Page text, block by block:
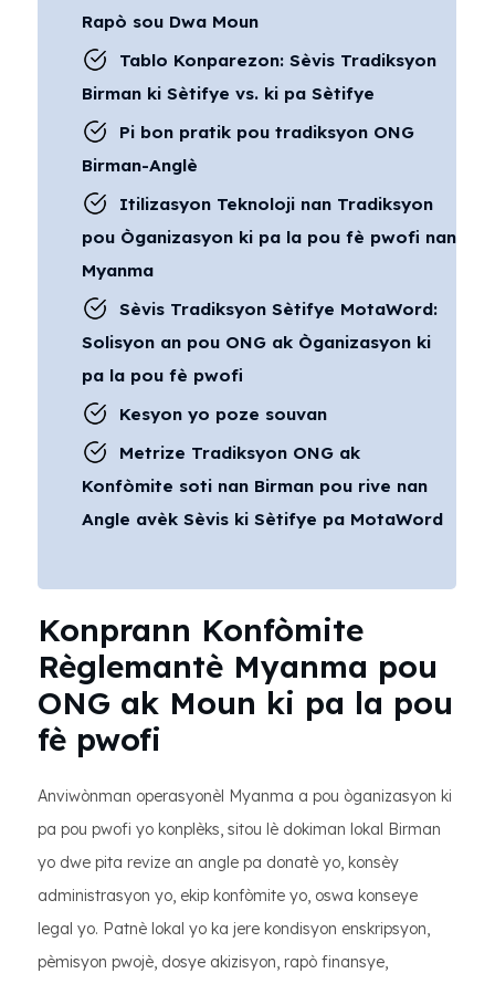
Rapò sou Dwa Moun
Tablo Konparezon: Sèvis Tradiksyon
Birman ki Sètifye vs. ki pa Sètifye
Pi bon pratik pou tradiksyon ONG
Birman-Anglè
Itilizasyon Teknoloji nan Tradiksyon
pou Òganizasyon ki pa la pou fè pwofi nan
Myanma
Sèvis Tradiksyon Sètifye MotaWord:
Solisyon an pou ONG ak Òganizasyon ki
pa la pou fè pwofi
Kesyon yo poze souvan
Metrize Tradiksyon ONG ak
Konfòmite soti nan Birman pou rive nan
Angle avèk Sèvis ki Sètifye pa MotaWord
Konprann Konfòmite
Règlemantè Myanma pou
ONG ak Moun ki pa la pou
fè pwofi
Anviwònman operasyonèl Myanma a pou òganizasyon ki
pa pou pwofi yo konplèks, sitou lè dokiman lokal Birman
yo dwe pita revize an angle pa donatè yo, konsèy
administrasyon yo, ekip konfòmite yo, oswa konseye
legal yo. Patnè lokal yo ka jere kondisyon enskripsyon,
pèmisyon pwojè, dosye akizisyon, rapò finansye,